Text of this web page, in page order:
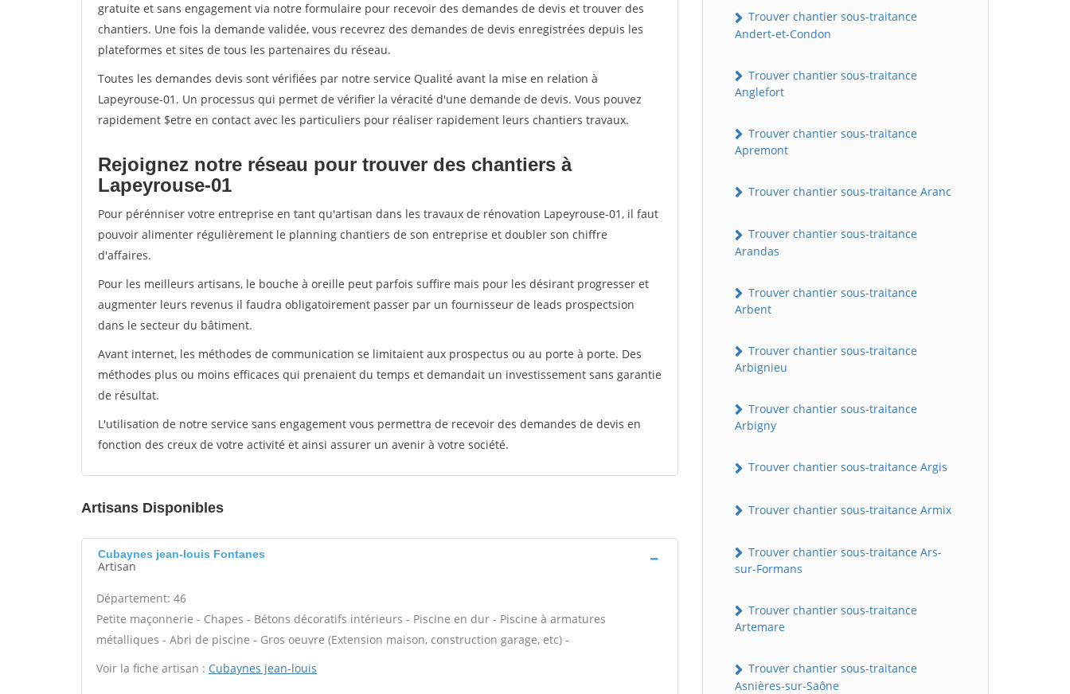
gratuite et sans engagement via notre formulaire pour recevoir des demandes de devis et trouver des
chantiers. Une fois la demande validée, vous recevrez des demandes de devis enregistrées depuis les
plateformes et sites de tous les partenaires du réseau.
Toutes les demandes devis sont vérifiées par notre service Qualité avant la mise en relation à
Lapeyrouse-01. Un processus qui permet de vérifier la véracité d'une demande de devis. Vous pouvez
rapidement $etre en contact avec les particuliers pour réaliser rapidement leurs chantiers travaux.
Rejoignez notre réseau pour trouver des chantiers à
Lapeyrouse-01
Pour pérénniser votre entreprise en tant qu'artisan dans les travaux de rénovation Lapeyrouse-01, il faut
pouvoir alimenter régulièrement le planning chantiers de son entreprise et doubler son chiffre
d'affaires.
Pour les meilleurs artisans, le bouche à oreille peut parfois suffire mais pour les désirant progresser et
augmenter leurs revenus il faudra obligatoirement passer par un fournisseur de leads prospectsion
dans le secteur du bâtiment.
Avant internet, les méthodes de communication se limitaient aux prospectus ou au porte à porte. Des
méthodes plus ou moins efficaces qui prenaient du temps et demandait un investissement sans garantie
de résultat.
L'utilisation de notre service sans engagement vous permettra de recevoir des demandes de devis en
fonction des creux de votre activité et ainsi assurer un avenir à votre société.
Artisans Disponibles
Cubaynes jean-louis Fontanes
Artisan
Département: 46
Petite maçonnerie - Chapes - Bétons décoratifs intérieurs - Piscine en dur - Piscine à armatures
métalliques - Abri de piscine - Gros oeuvre (Extension maison, construction garage, etc) -
Voir la fiche artisan : Cubaynes jean-louis
Trouver chantier sous-traitance
Andert-et-Condon
Trouver chantier sous-traitance
Anglefort
Trouver chantier sous-traitance
Apremont
Trouver chantier sous-traitance Aranc
Trouver chantier sous-traitance
Arandas
Trouver chantier sous-traitance
Arbent
Trouver chantier sous-traitance
Arbignieu
Trouver chantier sous-traitance
Arbigny
Trouver chantier sous-traitance Argis
Trouver chantier sous-traitance Armix
Trouver chantier sous-traitance Ars-
sur-Formans
Trouver chantier sous-traitance
Artemare
Trouver chantier sous-traitance
Asnières-sur-Saône